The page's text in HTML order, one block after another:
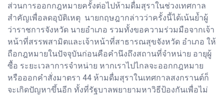
ส่วนการออกกฎหมายครั้งต่อไปห้ามดื่มสุราในช่วงเทศกาล
สำคัญเพื่อลดอุบัติเหตุ นายกฤษฎากล่าวว่าครั้งนี้ได้เน้นย้ำผู้
ว่าราชการจังหวัด นายอำเภอ รวมทั้งขอความร่วมมือจากเจ้า
หน้าที่สรรพสามิตและเจ้าหน้าที่สาธารณสุขจังหวัด อำเภอ ให้
ถือกฎหมายในปัจจุบันก่อนคือคำนึงถึงสถานที่จำหน่าย อายุผู้
ซื้อ ระยะเวลาการจำหน่าย หากเราไปไกลจะออกกฎหมาย
หรือออกคำสั่งมาตรา 44 ห้ามดื่มสุราในเทศกาลสงกรานต์ก็
จะเกิดปัญหาขึ้นอีก ทั้งที่รัฐบาลพยายามหาวิธีป้องกันเพื่อไม่